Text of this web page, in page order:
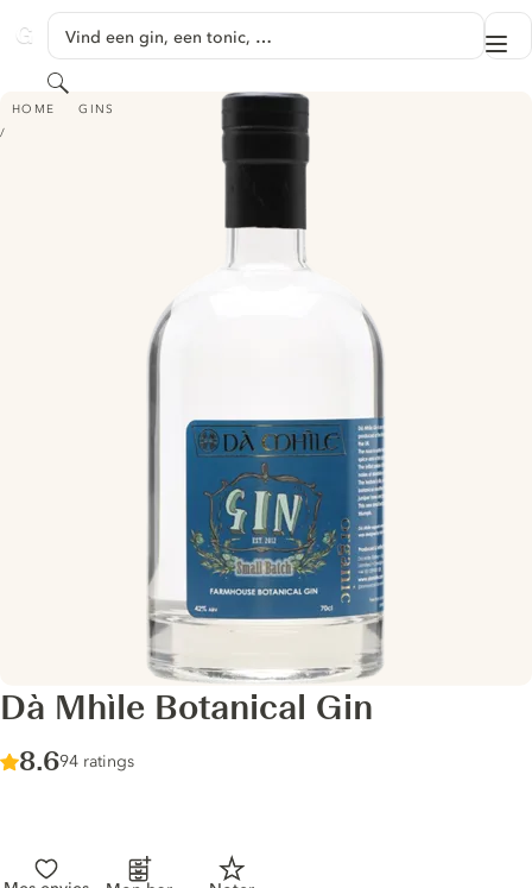
GINVENTORY
Vind een gin, een tonic, …
Zoeken
HOME GINS
DÀ MHÌLE BOTANICAL GIN
Dà Mhìle Botanical Gin
Score :
8.6/ 10
94 ratings